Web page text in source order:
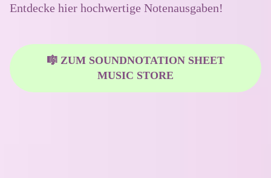
Entdecke hier hochwertige Notenausgaben!
🎼 ZUM SOUNDNOTATION SHEET
MUSIC STORE